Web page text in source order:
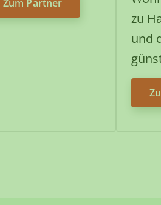
Zum Partner
zu
und